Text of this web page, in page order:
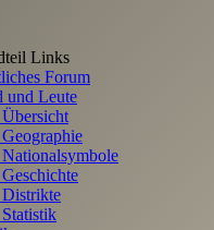
Übersicht
Geographie
Nationalsymbole
Geschichte
Distrikte
Statistik